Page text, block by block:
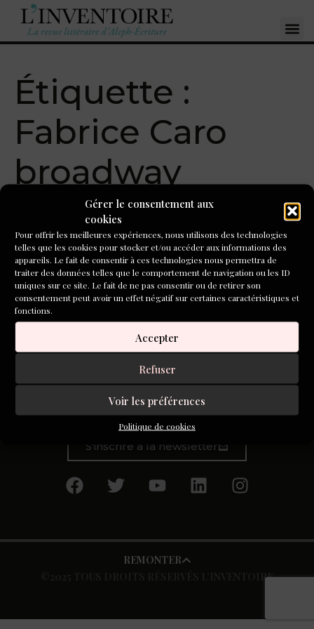
Gérer le consentement aux
cookies
Pour offrir les meilleures expériences, nous utilisons des technologies
telles que les cookies pour stocker et/ou accéder aux informations des
appareils. Le fait de consentir à ces technologies nous permettra de
traiter des données telles que le comportement de navigation ou les ID
uniques sur ce site. Le fait de ne pas consentir ou de retirer son
consentement peut avoir un effet négatif sur certaines caractéristiques et
fonctions.
Accepter
Refuser
Voir les préférences
Politique de cookies
Étiquette :
Fabrice Caro
broadway
Comment un taxi pour
« Broadway » a sauvé ma
journée
Fabrice Caro a écrit un grand nombre de BD (dont le
fameux Zaï Zaï Zaï Zaï, l’histoire d’un type pourchassé par
la police parce qu’il a oublié sa carte de fidélité pour payer
ses courses au supermarché). Il est passé depuis deux ans
au roman. « Le Discours » (2018) relatait l’histoire d’un
trentenaire aux prises avec […]
S'inscrire à la newsletter
REMONTER
©2025 TOUS DROITS RÉSERVÉS L’INVENTOIRE